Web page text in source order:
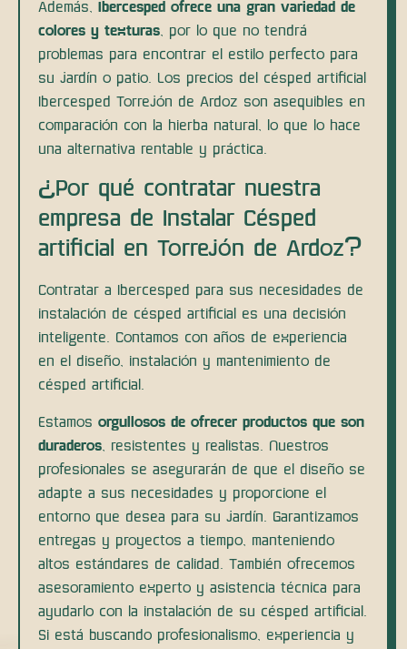
Además,Ibercesped ofrece una gran variedad de
colores y texturas, por lo que no tendrá
problemas para encontrar el estilo perfecto para
su jardín o patio. Los precios del césped artificial
Ibercesped Torrejón de Ardoz son asequibles en
comparación con la hierba natural, lo que lo hace
una alternativa rentable y práctica.
¿Por qué contratar nuestra
empresa de Instalar Césped
artificial en Torrejón de Ardoz?
Contratar a Ibercesped para sus necesidades de
instalación de césped artificial es una decisión
inteligente. Contamos con años de experiencia
en el diseño, instalación y mantenimiento de
césped artificial.
Estamosorgullosos de ofrecer productos que son
duraderos, resistentes y realistas. Nuestros
profesionales se asegurarán de que el diseño se
adapte a sus necesidades y proporcione el
entorno que desea para su jardín. Garantizamos
entregas y proyectos a tiempo, manteniendo
altos estándares de calidad. También ofrecemos
asesoramiento experto y asistencia técnica para
ayudarlo con la instalación de su césped artificial.
Si está buscando profesionalismo, experiencia y